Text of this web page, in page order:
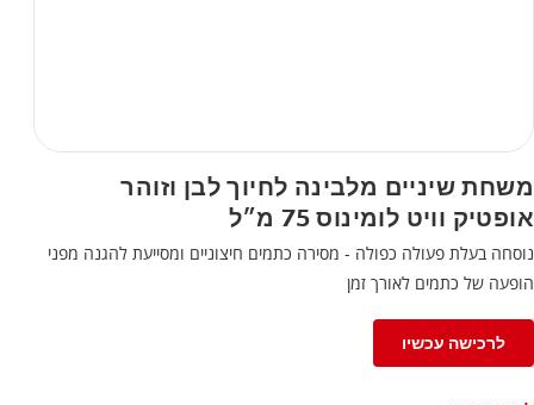
משחת שיניים מלבינה לחיוך לבן וזוהר
אופטיק וויט לומינוס 75 מ״ל
נוסחה בעלת פעולה כפולה - מסירה כתמים חיצוניים ומסייעת להגנה מפני
הופעה של כתמים לאורך זמן
לרכישה עכשיו